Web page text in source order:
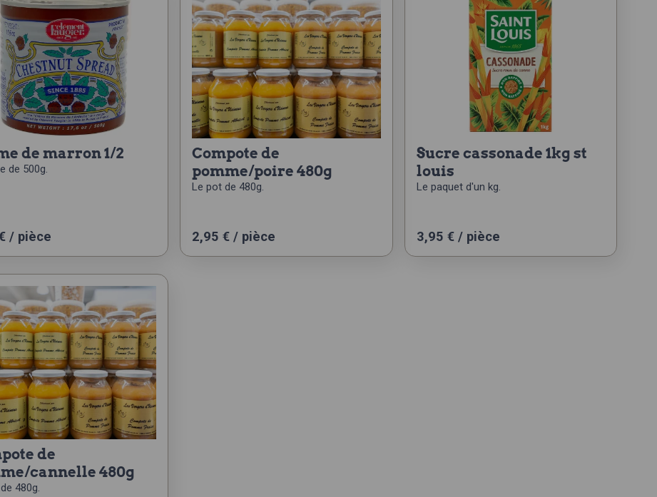
de marron 1/2
de 500g.
/ pièce
compote de
pomme/poire 480g
Le pot de 480g.
2,95€ / pièce
sucre cassonade 1kg st
louis
Le paquet d'un kg.
3,95 €/ pièce
cannelle 480g
480g.